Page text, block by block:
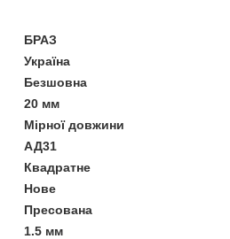
БРАЗ
Україна
Безшовна
20 мм
Мірної довжини
АД31
Квадратне
Нове
Пресована
1.5 мм